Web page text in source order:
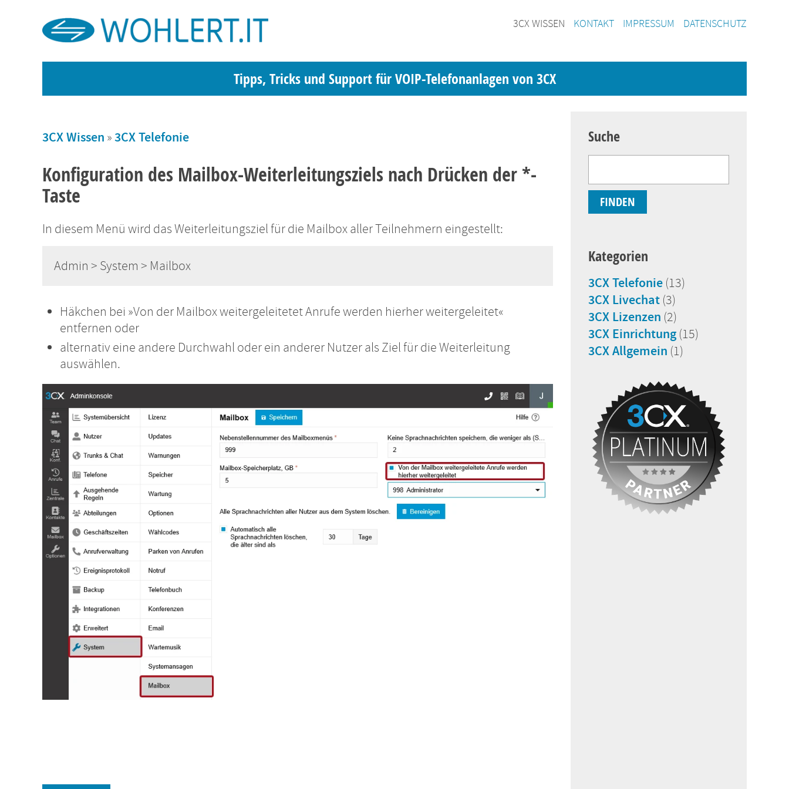
3CX WISSEN KONTAKT IMPRESSUM DATENSCHUTZ
Tipps, Tricks und Support für VOIP-Telefonanlagen von 3CX
3CX Wissen »3CX Telefonie
Konfiguration des Mailbox-Weiterleitungsziels nach Drücken der *-
Taste
In diesem Menü wird das Weiterleitungsziel für die Mailbox aller Teilnehmern eingestellt:
Admin > System > Mailbox
Häkchen bei »Von der Mailbox weitergeleitetet Anrufe werden hierher weitergeleitet«
entfernen oder
alternativ eine andere Durchwahl oder ein anderer Nutzer als Ziel für die Weiterleitung
auswählen.
Suche
Kategorien
3CX Telefonie (13)
3CX Livechat (3)
3CX Lizenzen (2)
3CX Einrichtung (15)
3CX Allgemein (1)